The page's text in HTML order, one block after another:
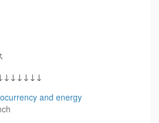
and energy